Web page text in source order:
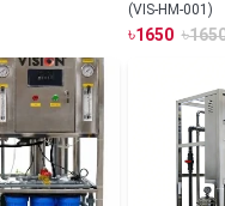
(VIS-HM-001)
৳1650 ৳